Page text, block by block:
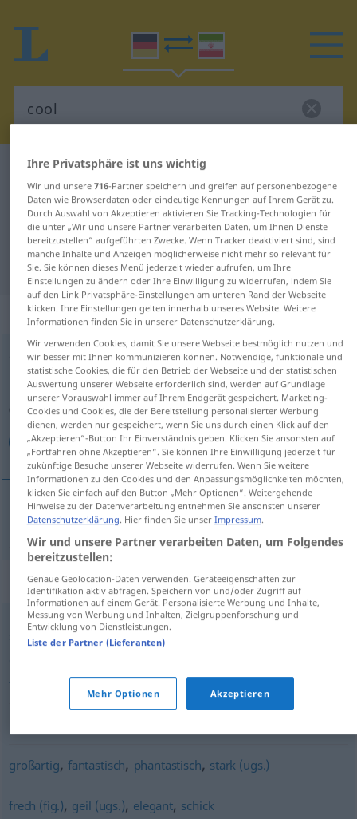
Deutsch-Persisch Wörterbuch
Deutsch-Persisch Übersetzung für
"cool"
"cool" Persisch Übersetzung
„cool“
cool UMG
Übersicht aller Übersetzungen
(Für mehr Details die Übersetzung anklicken/antippen)
باحال
باحال[bā-hāl]
Synonyme für "cool"
super (ugs.), sauber (ugs.) , Sahne (ugs.)
fantastisch ,geil (ugs.),klasse (ugs.)
großartig, fantastisch, phantastisch, stark (ugs.)
frech (fig.), geil (ugs.), elegant, schick
Ihre Privatsphäre ist uns wichtig
Wir und unsere 716-Partner speichern und greifen auf personenbezogene
Daten wie Browserdaten oder eindeutige Kennungen auf Ihrem Gerät zu.
Durch Auswahl von Akzeptieren aktivieren Sie Tracking-Technologien für
die unter „Wir und unsere Partner verarbeiten Daten, um Ihnen Dienste
bereitzustellen“ aufgeführten Zwecke. Wenn Tracker deaktiviert sind, sind
manche Inhalte und Anzeigen möglicherweise nicht mehr so relevant für
Sie. Sie können dieses Menü jederzeit wieder aufrufen, um Ihre
Einstellungen zu ändern oder Ihre Einwilligung zu widerrufen, indem Sie
auf den Link Privatsphäre-Einstellungen am unteren Rand der Webseite
klicken. Ihre Einstellungen gelten innerhalb unseres Website. Weitere
Informationen finden Sie in unserer Datenschutzerklärung.
Wir verwenden Cookies, damit Sie unsere Webseite bestmöglich nutzen und
wir besser mit Ihnen kommunizieren können. Notwendige, funktionale und
statistische Cookies, die für den Betrieb der Webseite und der statistischen
Auswertung unserer Webseite erforderlich sind, werden auf Grundlage
unserer Vorauswahl immer auf Ihrem Endgerät gespeichert. Marketing-
Cookies und Cookies, die der Bereitstellung personalisierter Werbung
dienen, werden nur gespeichert, wenn Sie uns durch einen Klick auf den
„Akzeptieren“-Button Ihr Einverständnis geben. Klicken Sie ansonsten auf
„Fortfahren ohne Akzeptieren“. Sie können Ihre Einwilligung jederzeit für
zukünftige Besuche unserer Webseite widerrufen. Wenn Sie weitere
Informationen zu den Cookies und den Anpassungsmöglichkeiten möchten,
klicken Sie einfach auf den Button „Mehr Optionen“. Weitergehende
Hinweise zu der Datenverarbeitung entnehmen Sie ansonsten unserer
Datenschutzerklärung. Hier finden Sie unser Impressum.
Wir und unsere Partner verarbeiten Daten, um Folgendes
bereitzustellen:
Genaue Geolocation-Daten verwenden. Geräteeigenschaften zur
Identifikation aktiv abfragen. Speichern von und/oder Zugriff auf
Informationen auf einem Gerät. Personalisierte Werbung und Inhalte,
Messung von Werbung und Inhalten, Zielgruppenforschung und
Entwicklung von Dienstleistungen.
Liste der Partner (Lieferanten)
Mehr Optionen Akzeptieren